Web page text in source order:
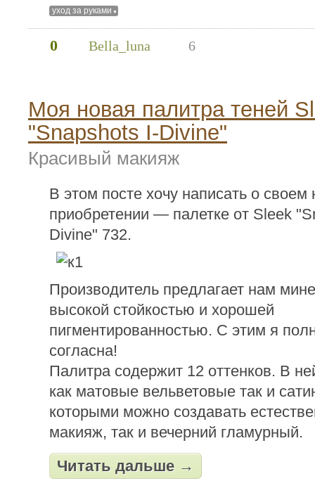
уход за руками
0 Bella_luna 6
Моя новая палитра теней
"Snapshots I-Divine"
Красивый макияж
В этом посте хочу написать о своем
приобретении — палетке от Sleek
Divine" 732.
Производитель предлагает нам
высокой стойкостью и хорошей
пигментированностью. С этим я
согласна!
Палитра содержит 12 оттенков. В
как матовые вельветовые так и
которыми можно создавать
макияж, так и вечерний гламурный.
Читать дальше →